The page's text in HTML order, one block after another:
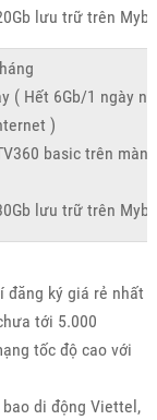
lưu trữ trên
( Hết 6Gb/1 ngày
)
basic trên màn
lưu trữ trên
đăng ký giá rẻ nhất
tới 5.000
tốc độ cao với
di động Viettel,